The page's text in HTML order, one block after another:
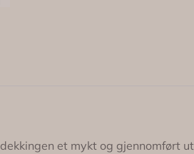
et mykt og gjennomført